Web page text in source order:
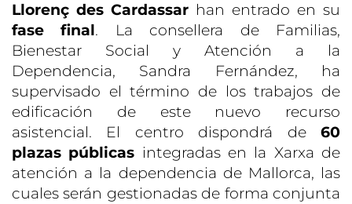
Llorenç des Cardassar han entrado en su
fase final. La consellera de Familias,
Bienestar Social y Atención a la
Dependencia, Sandra Fernández, ha
supervisado el término de los trabajos de
edificación de este nuevo recurso
asistencial. El centro dispondrá de 60
plazas públicas integradas en la Xarxa de
atención a la dependencia de Mallorca, las
cuales serán gestionadas de forma conjunta